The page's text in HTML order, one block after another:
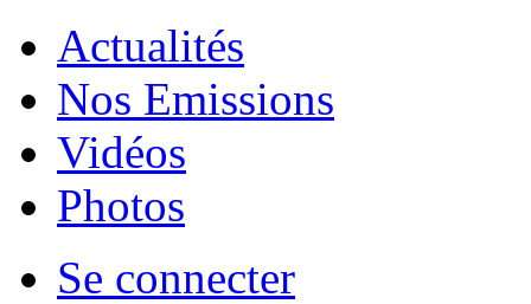
Actualités
Nos Emissions
Vidéos
Photos
Se connecter